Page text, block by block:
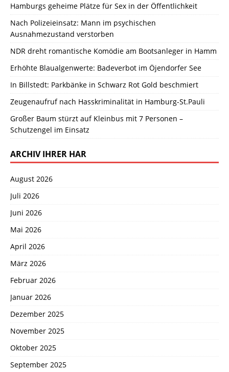
Hamburgs geheime Plätze für Sex in der Öffentlichkeit
Nach Polizeieinsatz: Mann im psychischen
Ausnahmezustand verstorben
NDR dreht romantische Komödie am Bootsanleger in Hamm
Erhöhte Blaualgenwerte: Badeverbot im Öjendorfer See
In Billstedt: Parkbänke in Schwarz Rot Gold beschmiert
Zeugenaufruf nach Hasskriminalität in Hamburg-St.Pauli
Großer Baum stürzt auf Kleinbus mit 7 Personen –
Schutzengel im Einsatz
ARCHIV IHRER HAR
August 2026
Juli 2026
Juni 2026
Mai 2026
April 2026
März 2026
Februar 2026
Januar 2026
Dezember 2025
November 2025
Oktober 2025
September 2025